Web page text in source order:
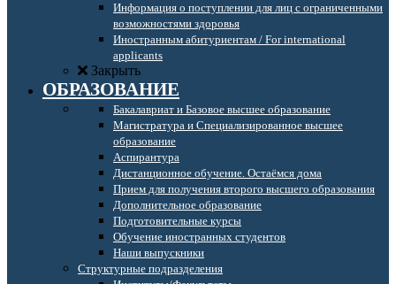
Информация о поступлении для лиц с ограниченными
возможностями здоровья
Иностранным абитуриентам / For international
applicants
Закрыть
ОБРАЗОВАНИЕ
Бакалавриат и Базовое высшее образование
Магистратура и Специализированное высшее
образование
Аспирантура
Дистанционное обучение. Остаёмся дома
Прием для получения второго высшего образования
Дополнительное образование
Подготовительные курсы
Обучение иностранных студентов
Наши выпускники
Структурные подразделения